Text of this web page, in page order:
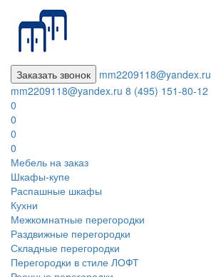
Заказать звонок
mm2209118@yandex.ru
mm2209118@yandex.ru 8 (495) 151-80-12
0
0
0
0
Мебель на заказ
Шкафы-купе
Распашные шкафы
Кухни
Межкомнатные перегородки
Раздвижные перегородки
Складные перегородки
Перегородки в стиле ЛОФТ